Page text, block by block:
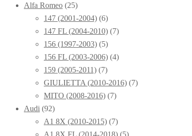
Alfa Romeo (25)
147 (2001-2004) (6)
147 FL (2004-2010) (7)
156 (1997-2003) (5)
156 FL (2003-2006) (4)
159 (2005-2011) (7)
GIULIETTA (2010-2016) (7)
MITO (2008-2016) (7)
Audi (92)
A1 8X (2010-2015) (7)
A1 8X FL (2014-2018) (5)